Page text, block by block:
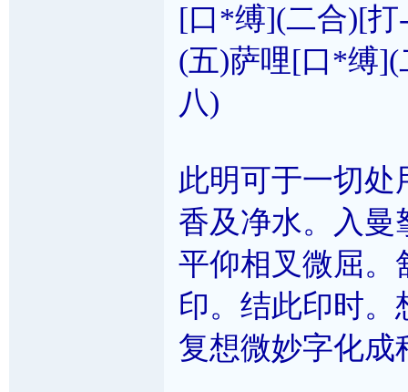
[口*缚](二合)[
(五)萨哩[口*缚](
八)
此明可于一切处
香及净水。入曼
平仰相叉微屈。
印。结此印时。
复想微妙字化成